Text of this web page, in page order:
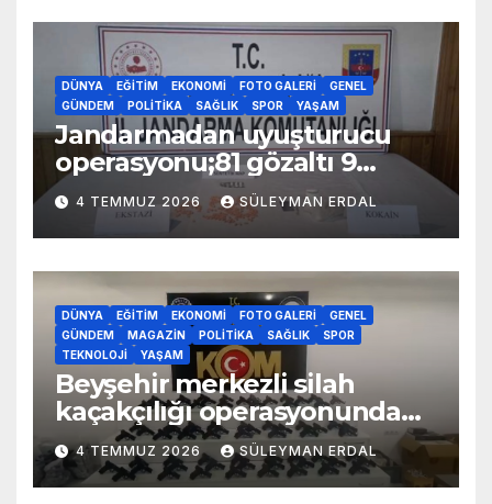
DÜNYA EĞITIM EKONOMI FOTO GALERI
GENEL
GÜNDEM
POLITIKA SAĞLIK SPOR YAŞAM
Jandarmadan uyuşturucu
operasyonu;81 gözaltı 9
tutuklama
4 TEMMUZ 2026 SÜLEYMAN ERDAL
DÜNYA EĞITIM EKONOMI FOTO GALERI
GENEL
GÜNDEM
MAGAZIN POLITIKA SAĞLIK
SPOR
TEKNOLOJI
YAŞAM
Beyşehir merkezli silah
kaçakçılığı operasyonunda
70 adet kaçak silah yakalandı
4 TEMMUZ 2026 SÜLEYMAN ERDAL